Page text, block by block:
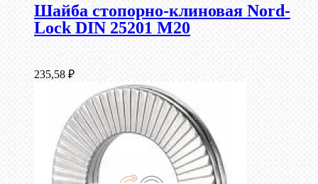
Шайба стопорно-клиновая Nord-
Lock DIN 25201 М20
235,58 ₽